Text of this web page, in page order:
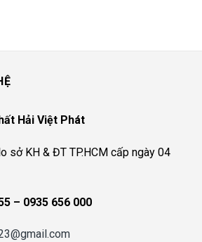
Hải Việt Phát
sở KH & ĐT TP.HCM cấp ngày 04
– 0935 656 000